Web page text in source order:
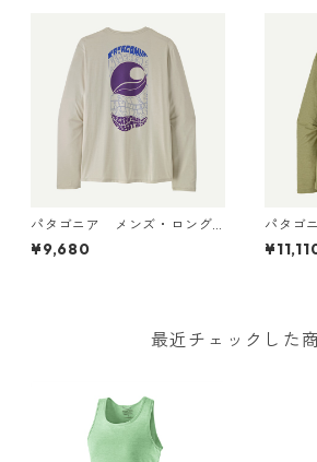
パタゴニア メンズ・ロング
スリーブ・キャプリーン・ク
ール・デイリー・シャツ（パ
¥9,680
パタゴ
ャプリ
ー・フ
最近チェックした